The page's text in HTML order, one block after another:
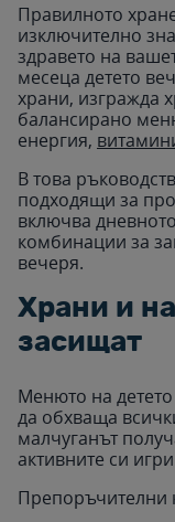
Правилното
изключително
здравето на
месеца детето
храни, изгражда
балансирано
енергия,
В това
подходящи за
включва
комбинации за
вечеря.
Храни и
засищат
Менюто на
да обхваща
малчуганът
активните си
Препоръчителни